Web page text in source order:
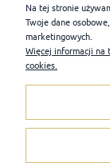
Na tej stronie
Twoje dane
marketingowych.
Więcej informacji na
cookies.